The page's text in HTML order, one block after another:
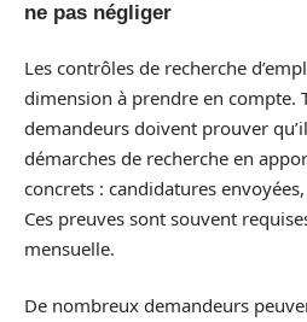
ne pas négliger
Les contrôles de recherche
dimension à prendre en compte.
demandeurs doivent prouver
démarches de recherche en
concrets : candidatures
Ces preuves sont souvent
mensuelle.
De nombreux demandeurs